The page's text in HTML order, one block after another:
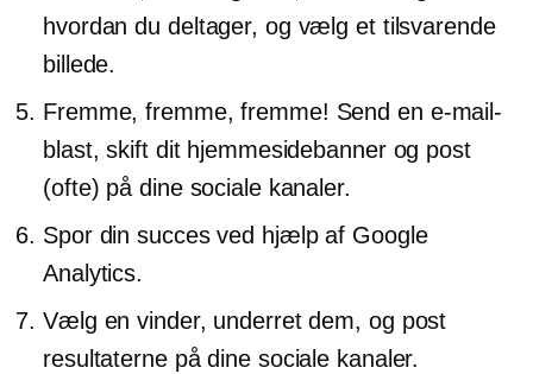
hvordan du deltager, og vælg et tilsvarende
billede.
Fremme, fremme, fremme! Send en e-mail-
blast, skift dit hjemmesidebanner og post
(ofte) på dine sociale kanaler.
Spor din succes ved hjælp af Google
Analytics.
Vælg en vinder, underret dem, og post
resultaterne på dine sociale kanaler.